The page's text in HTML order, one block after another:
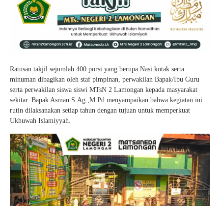
Ratusan takjil sejumlah 400 porsi yang berupa Nasi kotak serta
minuman dibagikan oleh staf pimpinan, perwakilan Bapak/Ibu Guru
serta perwakilan siswa siswi MTsN 2 Lamongan kepada masyarakat
sekitar. Bapak Asman S.Ag.,M.Pd menyampaikan bahwa kegiatan ini
rutin dilaksanakan setiap tahun dengan tujuan untuk memperkuat
Ukhuwah Islamiyyah.